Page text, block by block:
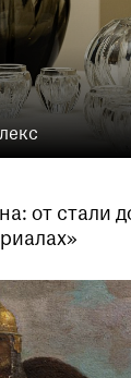
от стали